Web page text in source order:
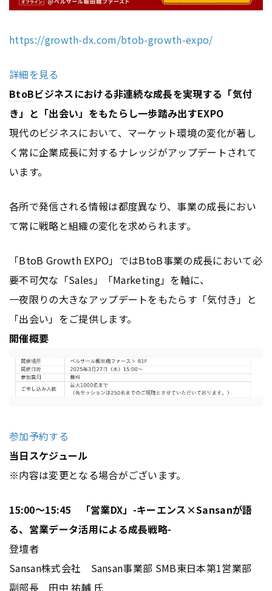
https://growth-dx.com/btob-growth-expo/
詳細を見る
BtoBビジネスにおける非連続な成長を実現する「気付
き」と「出会い」をもたらし一歩踏み出すEXPO
現代のビジネスにおいて、マーケット環境の変化が著し
く常に企業成長に対するナレッジがアップデートされて
います。
各所で発信される情報は都度異なり、事業の成長におい
て常に戦略と組織の変化を求められます。
「BtoB Growth EXPO」ではBtoB事業の成長において必
要不可欠な「Sales」「Marketing」を軸に、
一夜限りの大きなアップデートをもたらす「気付き」と
「出会い」をご提供します。
開催概要
参加予約する
当日スケジュール
※内容は変更となる場合がございます。
15:00～15:45 「営業DX」-キーエンス×Sansanが語
る、営業データ活用による成長戦略-
登壇者
Sansan株式会社 Sansan事業部 SMB東日本第1営業部
副部長 田中 祐輔 氏